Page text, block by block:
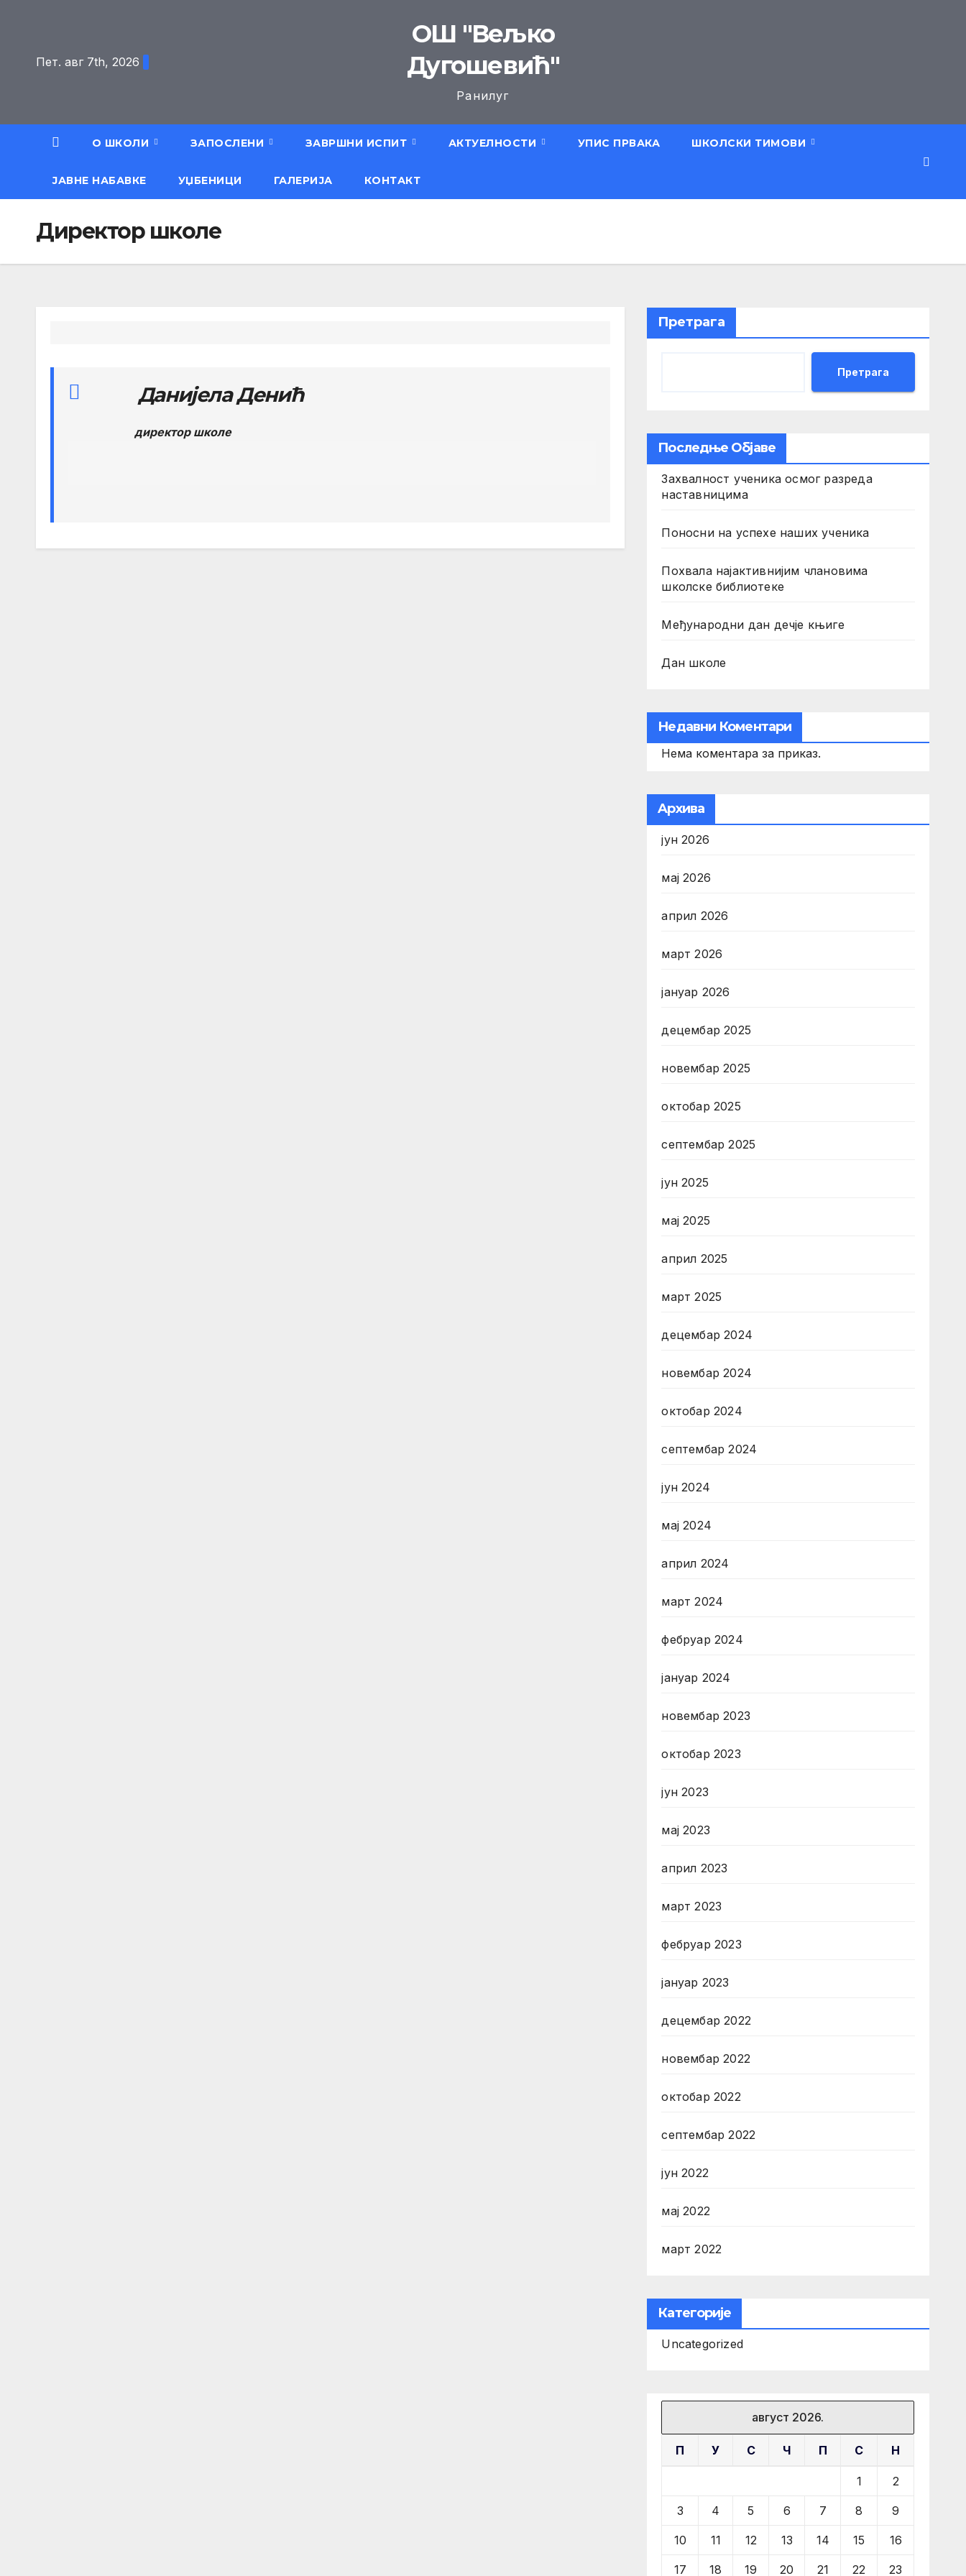
Пет. авг 7th, 2026
ОШ "Вељко
Дугошевић"
Ранилуг
О ШКОЛИ ЗАПОСЛЕНИ ЗАВРШНИ ИСПИТ АКТУЕЛНОСТИ УПИС ПРВАКА ШКОЛСКИ ТИМОВИ
ЈАВНЕ НАБАВКЕ УЏБЕНИЦИ ГАЛЕРИЈА КОНТАКТ
Директор школе
Данијела Денић
директор школе
Претрага
Претрага
Последње Објаве
Захвалност ученика осмог разреда
наставницима
Поносни на успехе наших ученика
Похвала најактивнијим члановима
школске библиотеке
Међународни дан дечје књиге
Дан школе
Недавни Коментари
Нема коментара за приказ.
Aрхива
јун 2026
мај 2026
април 2026
март 2026
јануар 2026
децембар 2025
новембар 2025
октобар 2025
септембар 2025
јун 2025
мај 2025
април 2025
март 2025
децембар 2024
новембар 2024
октобар 2024
септембар 2024
јун 2024
мај 2024
април 2024
март 2024
фебруар 2024
јануар 2024
новембар 2023
октобар 2023
јун 2023
мај 2023
април 2023
март 2023
фебруар 2023
јануар 2023
децембар 2022
новембар 2022
октобар 2022
септембар 2022
јун 2022
мај 2022
март 2022
Категорије
Uncategorized
август 2026.
П У С Ч П С Н
1 2
3 4 5 6 7 8 9
10 11 12 13 14 15 16
17 18 19 20 21 22 23